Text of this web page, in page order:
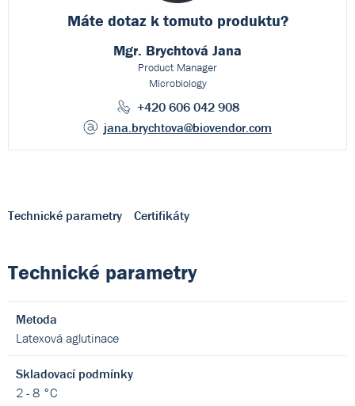
Máte dotaz k tomuto produktu?
Mgr. Brychtová Jana
Product Manager
Microbiology
+420 606 042 908
jana.brychtova@biovendor.com
Technické parametry Certifikáty
Technické parametry
Metoda
Latexová aglutinace
Skladovací podmínky
2 - 8 °C